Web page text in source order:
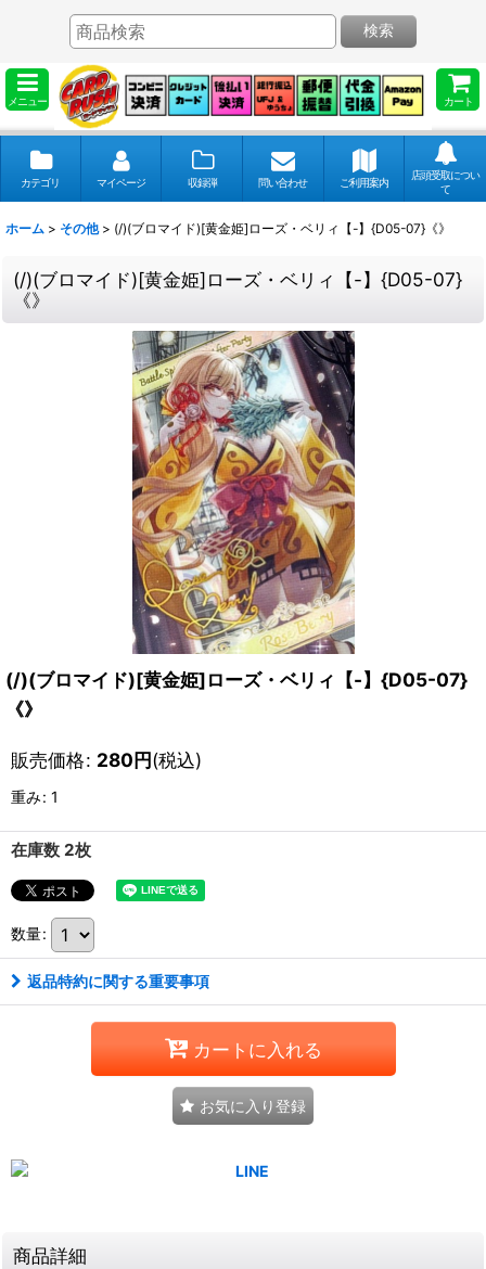
メニュー カート
検索
カテゴリ マイページ 収録弾 問い合わせ ご利用案内
店頭受取につい
て
ホーム > その他 > (/)(ブロマイド)[黄金姫]ローズ・ベリィ【-】{D05-07}《》
(/)(ブロマイド)[黄金姫]ローズ・ベリィ【-】{D05-07}
《》
(/)(ブロマイド)[黄金姫]ローズ・ベリィ【-】{D05-07}
《》
販売価格: 280円(税込)
重み: 1
在庫数 2枚
数量:
返品特約に関する重要事項
カートに入れる
お気に入り登録
商品詳細